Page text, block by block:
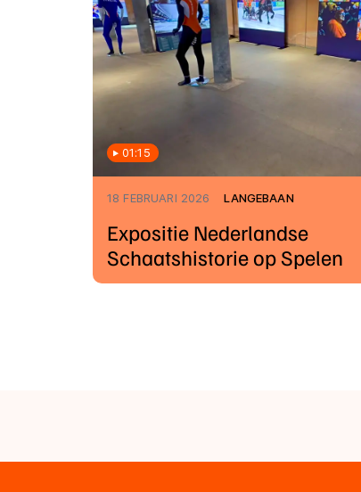
01:15
18 FEBRUARI 2026 LANGEBAAN
Expositie Nederlandse
Schaatshistorie op Spelen